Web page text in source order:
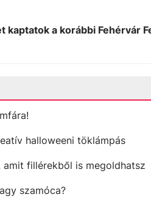
kaptatok a korábbi Fehérvár
halloweeni töklámpás
amit fillérekből is megoldhatsz
szamóca?